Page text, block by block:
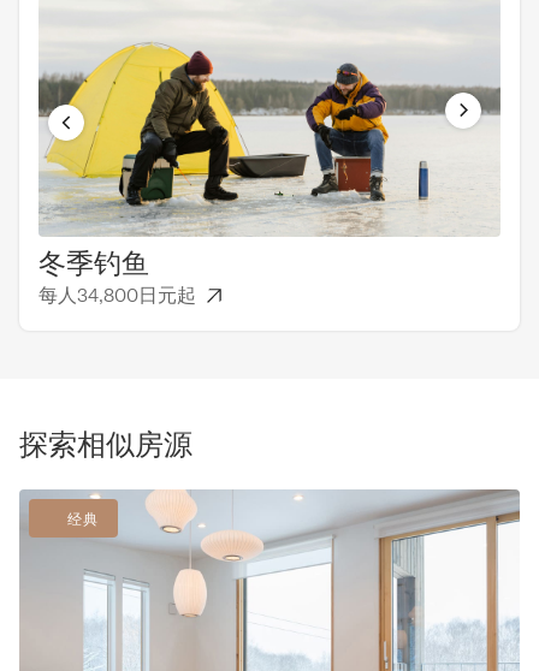
冬季钓鱼
每人34,800日元起
探索相似房源
经典